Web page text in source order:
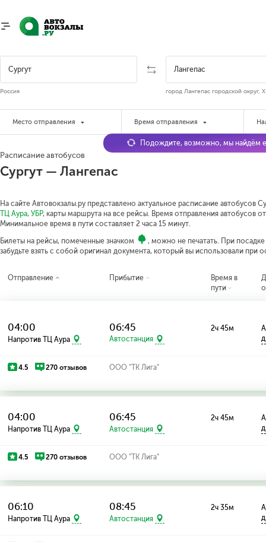
Россия город Лангепас городской округ,
Место отправления Время отправления
Расписание автобусов
Сургут — Лангепас
На сайте Автовокзалы.ру представлено актуальное расписание автобусов
ТЦ Аура, УБР, карты маршрута на все рейсы. Время отправления автобусов
Минимальное время в пути составляет 2 часа 15 минут.
Билеты на рейсы, помеченные значком
, можно не печатать. При
забудьте взять с собой оригинал документа, который вы использовали при
Подождите, возможно, мы найдём
Отправление Прибытие
Время в
пути
04:00
Напротив ТЦ Аура
06:45
Автостанция
2ч 45м
4.5 270 отзывов ООО "ТК Лига"
04:00
Напротив ТЦ Аура
06:45
Автостанция
2ч 45м
4.5 270 отзывов ООО "ТК Лига"
06:10
Напротив ТЦ Аура
08:45
Автостанция
2ч 35м